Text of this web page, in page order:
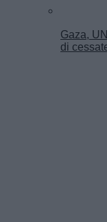
Gaza,
di